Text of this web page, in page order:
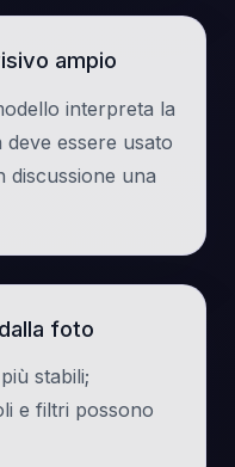
ampio
interpreta la
essere usato
discussione una
foto
stabili;
e filtri possono